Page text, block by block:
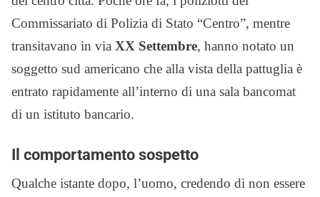
Commissariato di Polizia di Stato “Centro”, mentre
transitavano in via XX Settembre, hanno notato un
soggetto sud americano che alla vista della pattuglia è
entrato rapidamente all’interno di una sala bancomat
di un istituto bancario.
Il comportamento sospetto
Qualche istante dopo, l’uomo, credendo di non essere